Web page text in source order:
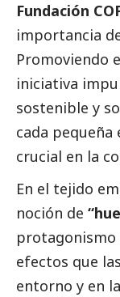
Fundación
importancia
Promoviendo
iniciativa
sostenible y
cada
crucial en la
En el tejido
noción de
protagonismo
efectos que
entorno y en